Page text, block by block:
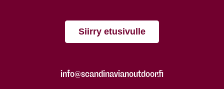
Siirry etusivulle
info@scandinavianoutdoor.fi